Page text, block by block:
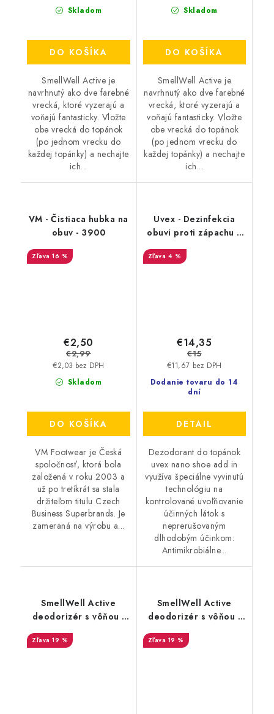
Skladom
DO KOŠÍKA
SmellWell Active je
navrhnutý ako dve farebné
vrecká, ktoré vyzerajú a
voňajú fantasticky. Vložte
obe vrecká do topánok
(po jednom vrecku do
každej topánky) a nechajte
ich...
Skladom
DO KOŠÍKA
SmellWell Active je
navrhnutý ako dve farebné
vrecká, ktoré vyzerajú a
voňajú fantasticky. Vložte
obe vrecká do topánok
(po jednom vrecku do
každej topánky) a nechajte
ich...
VM - Čistiaca hubka na
obuv - 3900
16 %
Skladom
€2,03 bez DPH
€2,50
€2,99
DO KOŠÍKA
VM Footwear je Česká
spoločnosť, ktorá bola
založená v roku 2003 a
už po tretíkrát sa stala
držiteľom titulu Czech
Business Superbrands. Je
zameraná na výrobu a...
Uvex - Dezinfekcia
obuvi proti zápachu a
plesniam 125ml
9698/3
4 %
Dodanie tovaru do 14
dní
€11,67 bez DPH
€14,35
€15
DETAIL
Dezodorant do topánok
uvex nano shoe add in
využíva špeciálne vyvinutú
technológiu na
kontrolované uvoľňovanie
účinných látok s
neprerušovaným
dlhodobým účinkom:
Antimikrobiálne...
SmellWell Active
deodorizér s vôňou -
19 %
SmellWell Active
deodorizér s vôňou -
19 %